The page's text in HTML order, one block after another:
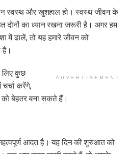
स्वस्थ और खुशहाल हो। स्वस्थ जीवन के
दोनों का ध्यान रखना जरूरी है। अगर हम
में ढालें, तो यह हमारे जीवन को
ADVERTISEMENT
लिए कुछ
करेंगे,
बेहतर बना सकते हैं।
आदत है। यह दिन की शुरुआत को